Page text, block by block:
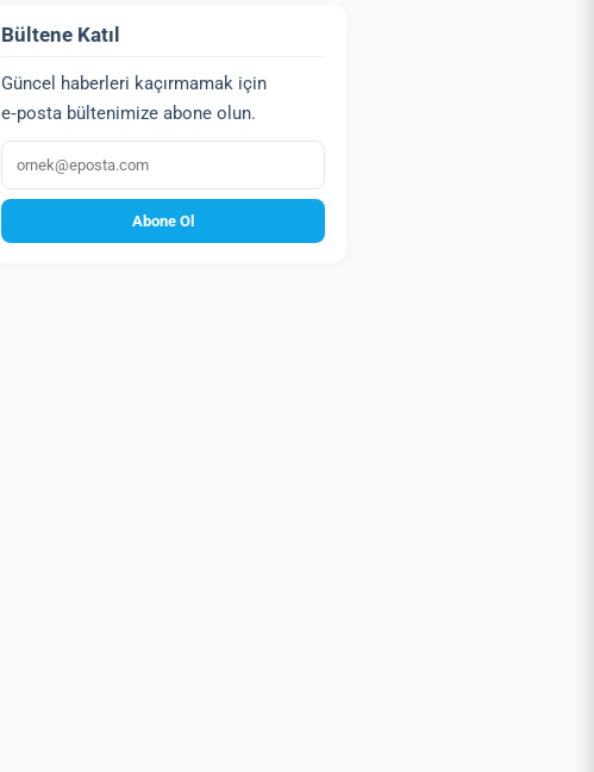
Bültene Katıl
Güncel haberleri kaçırmamak için
e‑posta bültenimize abone olun.
E‑posta
Abone Ol